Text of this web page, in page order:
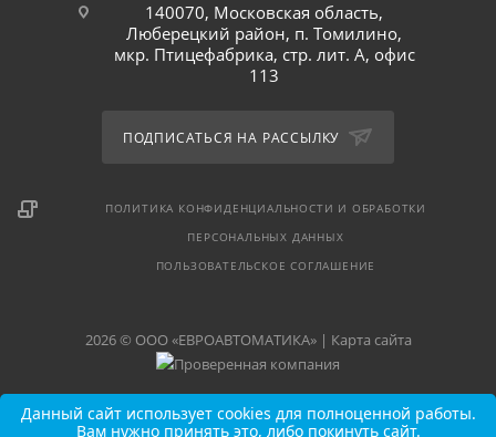
140070, Московская область,
Люберецкий район, п. Томилино,
мкр. Птицефабрика, стр. лит. А, офис
113
ПОДПИСАТЬСЯ НА РАССЫЛКУ
ПОЛИТИКА КОНФИДЕНЦИАЛЬНОСТИ И ОБРАБОТКИ
ПЕРСОНАЛЬНЫХ ДАННЫХ
ПОЛЬЗОВАТЕЛЬСКОЕ СОГЛАШЕНИЕ
2026 © ООО «ЕВРОАВТОМАТИКА» | Карта сайта
Данный сайт использует cookies для полноценной работы.
Вам нужно принять это, либо покинуть сайт.